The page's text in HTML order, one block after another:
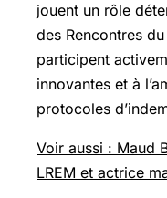
jouent un rôle
des Rencontres
participent
innovantes et à
protocoles
Voir aussi : Maud
LREM et actrice